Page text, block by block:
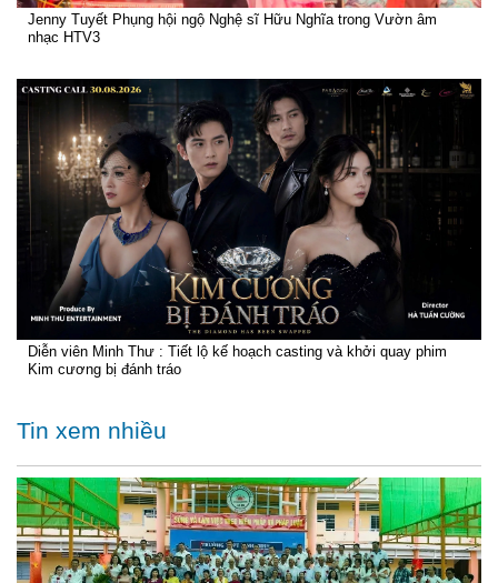
Jenny Tuyết Phụng hội ngộ Nghệ sĩ Hữu Nghĩa trong Vườn âm
nhạc HTV3
Diễn viên Minh Thư : Tiết lộ kế hoạch casting và khởi quay phim
Kim cương bị đánh tráo
Tin xem nhiều